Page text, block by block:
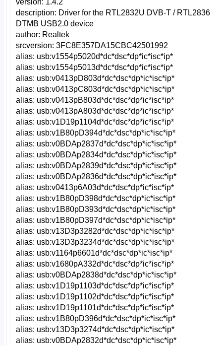
description: Driver for the RTL2832U DVB-T / RTL2836
DTMB USB2.0 device
author: Realtek
srcversion: 3FC8E357DA15CBC42501992
alias: usb:v1554p5020d*dc*dsc*dp*ic*isc*ip*
alias: usb:v1554p5013d*dc*dsc*dp*ic*isc*ip*
alias: usb:v0413pD803d*dc*dsc*dp*ic*isc*ip*
alias: usb:v0413pC803d*dc*dsc*dp*ic*isc*ip*
alias: usb:v0413pB803d*dc*dsc*dp*ic*isc*ip*
alias: usb:v0413pA803d*dc*dsc*dp*ic*isc*ip*
alias: usb:v1D19p1104d*dc*dsc*dp*ic*isc*ip*
alias: usb:v1B80pD394d*dc*dsc*dp*ic*isc*ip*
alias: usb:v0BDAp2837d*dc*dsc*dp*ic*isc*ip*
alias: usb:v0BDAp2834d*dc*dsc*dp*ic*isc*ip*
alias: usb:v0BDAp2839d*dc*dsc*dp*ic*isc*ip*
alias: usb:v0BDAp2836d*dc*dsc*dp*ic*isc*ip*
alias: usb:v0413p6A03d*dc*dsc*dp*ic*isc*ip*
alias: usb:v1B80pD398d*dc*dsc*dp*ic*isc*ip*
alias: usb:v1B80pD393d*dc*dsc*dp*ic*isc*ip*
alias: usb:v1B80pD397d*dc*dsc*dp*ic*isc*ip*
alias: usb:v13D3p3282d*dc*dsc*dp*ic*isc*ip*
alias: usb:v13D3p3234d*dc*dsc*dp*ic*isc*ip*
alias: usb:v1164p6601d*dc*dsc*dp*ic*isc*ip*
alias: usb:v1680pA332d*dc*dsc*dp*ic*isc*ip*
alias: usb:v0BDAp2838d*dc*dsc*dp*ic*isc*ip*
alias: usb:v1D19p1103d*dc*dsc*dp*ic*isc*ip*
alias: usb:v1D19p1102d*dc*dsc*dp*ic*isc*ip*
alias: usb:v1D19p1101d*dc*dsc*dp*ic*isc*ip*
alias: usb:v1B80pD396d*dc*dsc*dp*ic*isc*ip*
alias: usb:v13D3p3274d*dc*dsc*dp*ic*isc*ip*
alias: usb:v0BDAp2832d*dc*dsc*dp*ic*isc*ip*